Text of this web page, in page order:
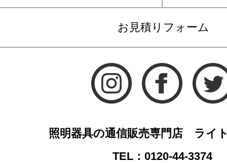
お見積りフォーム
照明器具の通信販売専門店 ライ
TEL：0120-44-3374